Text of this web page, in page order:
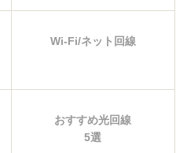
Wi-Fi/ネット回線
おすすめ光回線
5選